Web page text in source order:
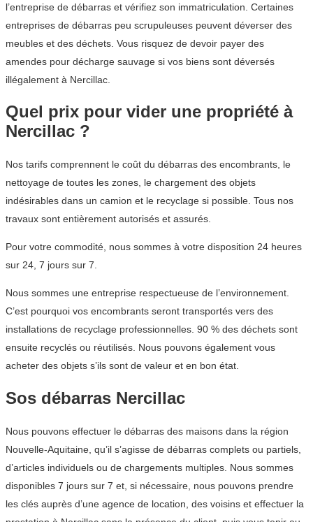
l’entreprise de débarras et vérifiez son immatriculation. Certaines
entreprises de débarras peu scrupuleuses peuvent déverser des
meubles et des déchets. Vous risquez de devoir payer des
amendes pour décharge sauvage si vos biens sont déversés
illégalement à Nercillac.
Quel prix pour vider une propriété à
Nercillac ?
Nos tarifs comprennent le coût du débarras des encombrants, le
nettoyage de toutes les zones, le chargement des objets
indésirables dans un camion et le recyclage si possible. Tous nos
travaux sont entièrement autorisés et assurés.
Pour votre commodité, nous sommes à votre disposition 24 heures
sur 24, 7 jours sur 7.
Nous sommes une entreprise respectueuse de l’environnement.
C’est pourquoi vos encombrants seront transportés vers des
installations de recyclage professionnelles. 90 % des déchets sont
ensuite recyclés ou réutilisés. Nous pouvons également vous
acheter des objets s’ils sont de valeur et en bon état.
Sos débarras Nercillac
Nous pouvons effectuer le débarras des maisons dans la région
Nouvelle-Aquitaine, qu’il s’agisse de débarras complets ou partiels,
d’articles individuels ou de chargements multiples. Nous sommes
disponibles 7 jours sur 7 et, si nécessaire, nous pouvons prendre
les clés auprès d’une agence de location, des voisins et effectuer la